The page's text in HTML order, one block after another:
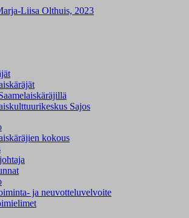
Liisa Olthuis, 2023
Sajos
kokous
ja neuvotteluvelvoite